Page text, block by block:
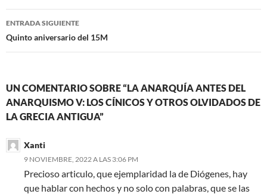
entradas
ENTRADA SIGUIENTE
Quinto aniversario del 15M
UN COMENTARIO SOBRE “LA ANARQUÍA ANTES DEL
ANARQUISMO V: LOS CÍNICOS Y OTROS OLVIDADOS DE
LA GRECIA ANTIGUA”
Xanti
9 NOVIEMBRE, 2022 A LAS 3:06 PM
Precioso articulo, que ejemplaridad la de Diógenes, hay
que hablar con hechos y no solo con palabras, que se las